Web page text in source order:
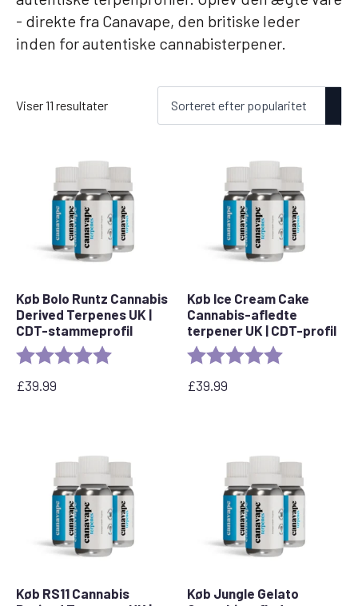
- direkte fra Canavape, den britiske leder
inden for autentiske cannabisterpener.
Viser 11 resultaterSorteret
Køb Bolo Runtz Cannabis
Derived Terpenes UK |
CDT-stammeprofil
Rating: 5.0 out of 5 stars
£39.99
Køb Ice Cream Cake
Cannabis-afledte
terpener UK | CDT-profil
Rating:
£39.99
Køb RS11 Cannabis
Køb Jungle Gelato